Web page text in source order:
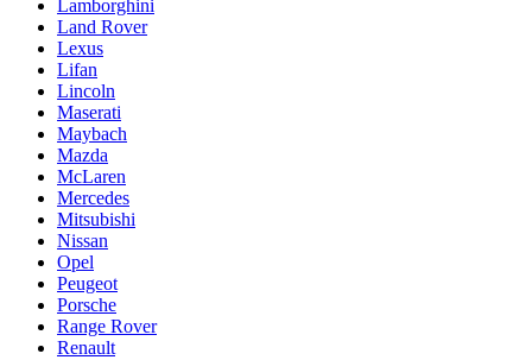
Lamborghini
Land Rover
Lexus
Lifan
Lincoln
Maserati
Maybach
Mazda
McLaren
Mercedes
Mitsubishi
Nissan
Opel
Peugeot
Porsche
Range Rover
Renault